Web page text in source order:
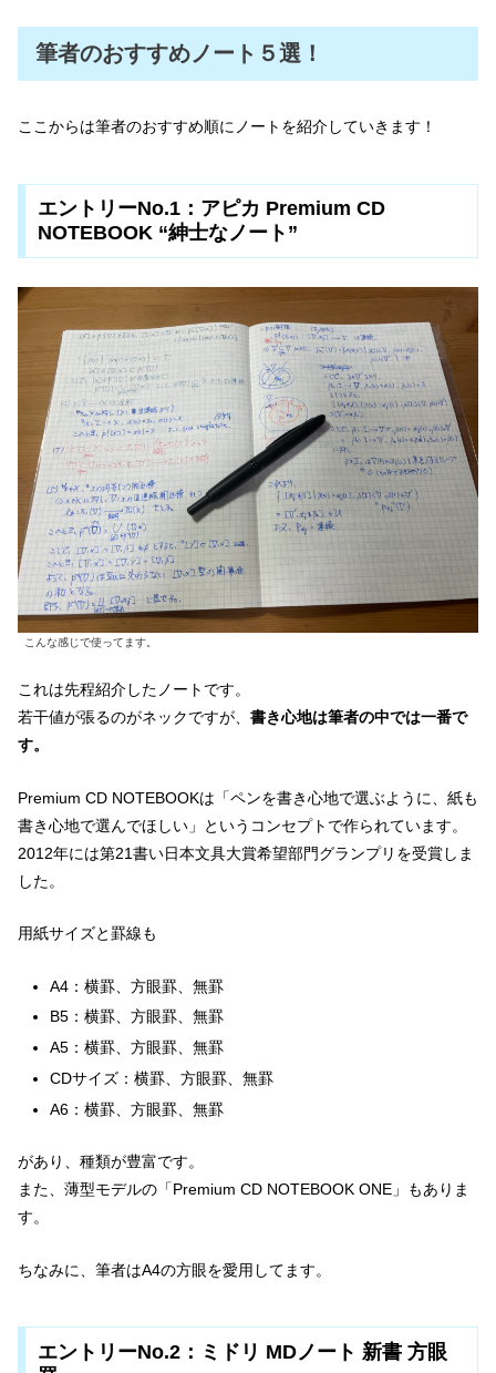
筆者のおすすめノート５選！
ここからは筆者のおすすめ順にノートを紹介していきます！
エントリーNo.1：アピカ Premium CD
NOTEBOOK “紳士なノート”
こんな感じで使ってます。
これは先程紹介したノートです。
若干値が張るのがネックですが、 書き心地は筆者の中では一番で
す。
Premium CD NOTEBOOKは「ペンを書き心地で選ぶように、紙も
書き心地で選んでほしい」というコンセプトで作られています。
2012年には第21書い日本文具大賞希望部門グランプリを受賞しま
した。
用紙サイズと罫線も
A4：横罫、方眼罫、無罫
B5：横罫、方眼罫、無罫
A5：横罫、方眼罫、無罫
CDサイズ：横罫、方眼罫、無罫
A6：横罫、方眼罫、無罫
があり、種類が豊富です。
また、薄型モデルの「Premium CD NOTEBOOK ONE」もありま
す。
ちなみに、筆者はA4の方眼を愛用してます。
エントリーNo.2：ミドリ MDノート 新書 方眼